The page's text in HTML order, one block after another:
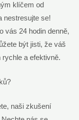
klíčem od
nestresujte se!
vás 24 hodin denně,⁤
být jisti, že váš
a efektivně.
naši ‌zkušení